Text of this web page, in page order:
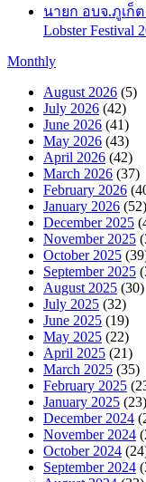
นายก อบจ.ภูเก็
Lobster Festival
Monthly
August 2026 (5)
July 2026 (42)
June 2026 (41)
May 2026 (43)
April 2026 (42)
March 2026 (37)
February 2026
January 2026 (52)
December 2025
November 2025
October 2025
September 2025
August 2025 (30)
July 2025 (32)
June 2025 (19)
May 2025 (22)
April 2025 (21)
March 2025 (35)
February 2025
January 2025 (23)
December 2024
November 2024
October 2024
September 2024